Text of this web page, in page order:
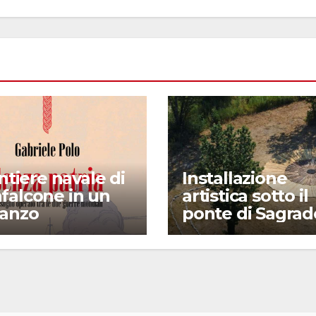
navale di
in un
Installazione
artistica sotto il
ponte di